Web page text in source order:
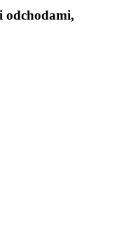
odchodami,